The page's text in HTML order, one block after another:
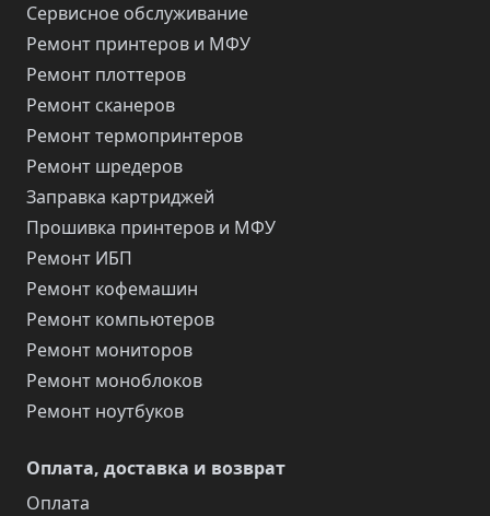
Сервисное обслуживание
Ремонт принтеров и МФУ
Ремонт плоттеров
Ремонт сканеров
Ремонт термопринтеров
Ремонт шредеров
Заправка картриджей
Прошивка принтеров и МФУ
Ремонт ИБП
Ремонт кофемашин
Ремонт компьютеров
Ремонт мониторов
Ремонт моноблоков
Ремонт ноутбуков
Оплата, доставка и возврат
Оплата